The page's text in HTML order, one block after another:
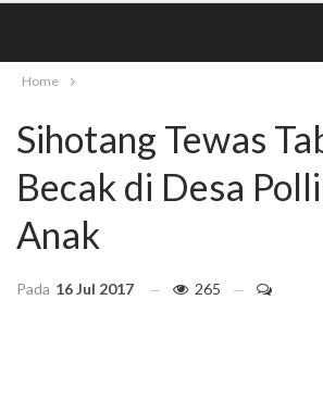
Home
Sihotang Tewas
Becak di Desa
Anak
Pada 16 Jul 2017 265